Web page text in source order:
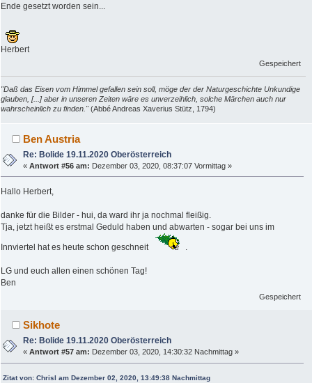
Ende gesetzt worden sein...
Herbert
Gespeichert
"Daß das Eisen vom Himmel gefallen sein soll, möge der der Naturgeschichte Unkundige
glauben, [...] aber in unseren Zeiten wäre es unverzeihlich, solche Märchen auch nur
wahrscheinlich zu finden."(Abbé Andreas Xaverius Stütz, 1794)
Ben Austria
Re: Bolide 19.11.2020 Oberösterreich
«Antwort #56 am: Dezember 03, 2020, 08:37:07 Vormittag »
Hallo Herbert,
danke für die Bilder - hui, da ward ihr ja nochmal fleißig.
Tja, jetzt heißt es erstmal Geduld haben und abwarten - sogar bei uns im
Innviertel hat es heute schon geschneit .
LG und euch allen einen schönen Tag!
Ben
Gespeichert
Sikhote
Re: Bolide 19.11.2020 Oberösterreich
«Antwort #57 am: Dezember 03, 2020, 14:30:32 Nachmittag »
Zitat von: Chrisl am Dezember 02, 2020, 13:49:38 Nachmittag